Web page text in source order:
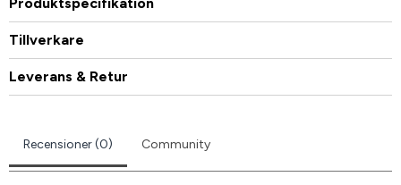
Tillverkare
Leverans & Retur
Recensioner (0) Community